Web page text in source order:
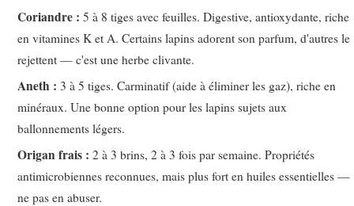
Coriandre : 5 à 8 tiges avec feuilles. Digestive, antioxydante, riche
en vitamines K et A. Certains lapins adorent son parfum, d'autres le
rejettent — c'est une herbe clivante.
Aneth : 3 à 5 tiges. Carminatif (aide à éliminer les gaz), riche en
minéraux. Une bonne option pour les lapins sujets aux
ballonnements légers.
Origan frais : 2 à 3 brins, 2 à 3 fois par semaine. Propriétés
antimicrobiennes reconnues, mais plus fort en huiles essentielles —
ne pas en abuser.